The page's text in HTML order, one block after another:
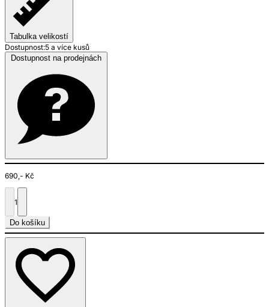
Tabulka velikostí
Dostupnost:5 a více kusů
690,- Kč
1
Do košíku